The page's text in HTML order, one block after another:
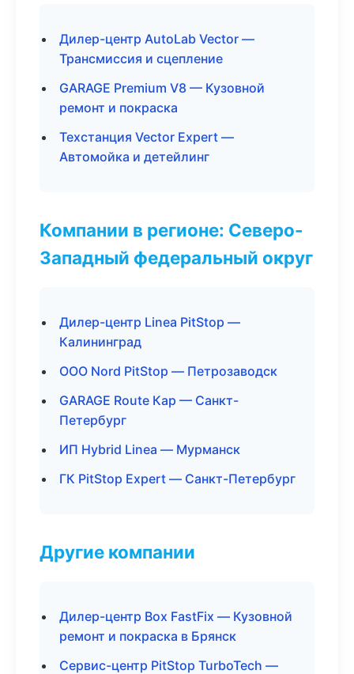
Дилер-центр AutoLab Vector —
Трансмиссия и сцепление
GARAGE Premium V8 — Кузовной
ремонт и покраска
Техстанция Vector Expert —
Автомойка и детейлинг
Компании в регионе: Северо-
Западный федеральный округ
Дилер-центр Linea PitStop —
Калининград
ООО Nord PitStop — Петрозаводск
GARAGE Route Кар — Санкт-
Петербург
ИП Hybrid Linea — Мурманск
ГК PitStop Expert — Санкт-Петербург
Другие компании
Дилер-центр Box FastFix — Кузовной
ремонт и покраска в Брянск
Сервис-центр PitStop TurboTech —